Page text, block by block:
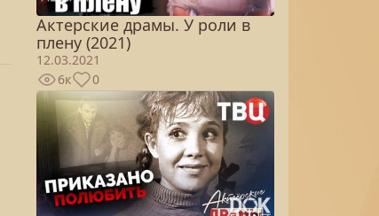
Актерские драмы. У роли в
плену (2021)
12.03.2021
6к
0